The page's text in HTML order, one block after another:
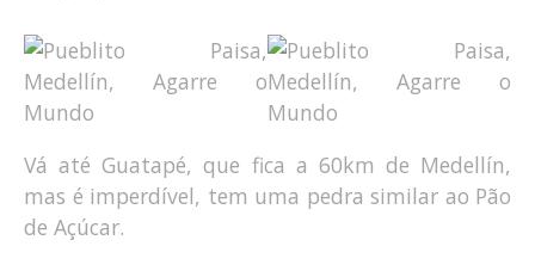
Vá até Guatapé, que fica a 60km de Medellín,
mas é imperdível, tem uma pedra similar ao Pão
de Açúcar.